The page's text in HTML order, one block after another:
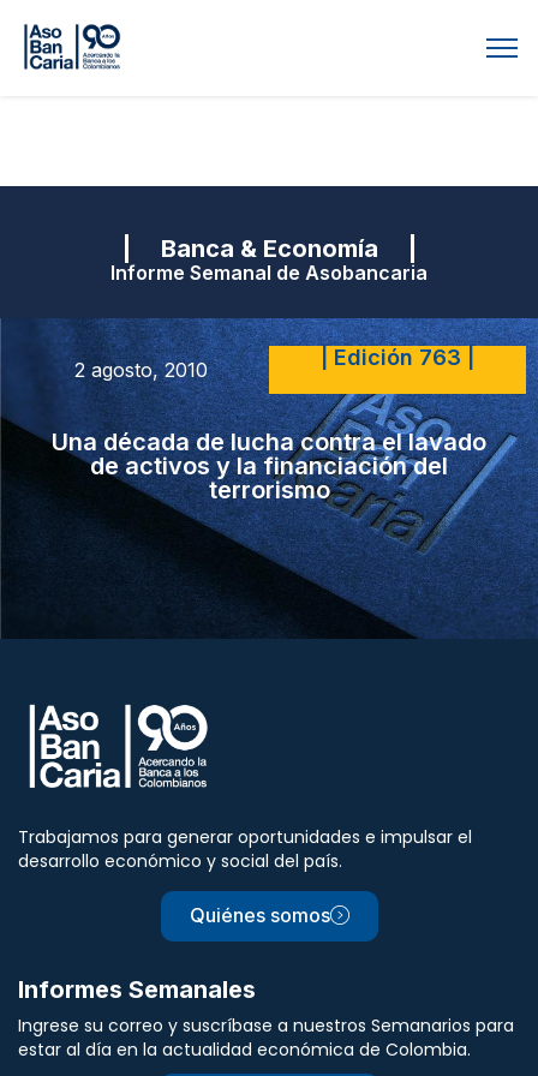
| Banca & Economía |
Informe Semanal de Asobancaria
2 agosto, 2010 | Edición 763 |
Una década de lucha contra el lavado
de activos y la financiación del
terrorismo
Trabajamos para generar oportunidades e impulsar el
desarrollo económico y social del país.
Quiénes somos
Informes Semanales
Ingrese su correo y suscríbase a nuestros Semanarios para
estar al día en la actualidad económica de Colombia.